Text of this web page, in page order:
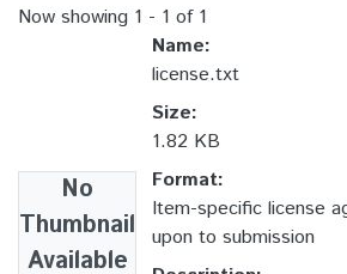
Now showing 1 - 1 of 1
No
Thumbnail
Available
Name:
license.txt
Size:
1.82 KB
Format:
Item-specific license
upon to submission